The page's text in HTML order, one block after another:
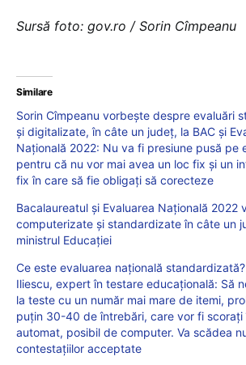
Sursă foto: gov.ro / Sorin Cîmpeanu
Similare
Sorin Cîmpeanu vorbește despre evaluări
și digitalizate, în câte un județ, la BAC și
Națională 2022: Nu va fi presiune pusă pe
pentru că nu vor mai avea un loc fix și un
fix în care să fie obligați să corecteze
Bacalaureatul și Evaluarea Națională 2022
computerizate și standardizate în câte un
ministrul Educației
Ce este evaluarea națională
Iliescu, expert în testare educațională: Să
la teste cu un număr mai mare de itemi,
puțin 30-40 de întrebări, care vor fi scorați
automat, posibil de computer. Va scădea
contestațiilor acceptate